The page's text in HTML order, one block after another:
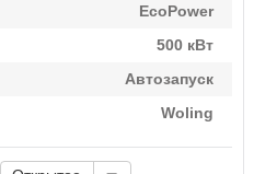
EcoPower
500 кВт
Автозапуск
Woling